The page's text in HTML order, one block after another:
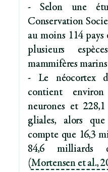
- Selon une
Conservation
au moins 114
plusieurs
mammifères
- Le néocortex
contient
neurones et
gliales, alors
compte que 16,3
84,6 milliards
(Mortensen et al.,